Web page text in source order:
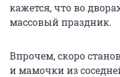
кажется, что во
массовый праздник.
Впрочем, скоро
и мамочки из